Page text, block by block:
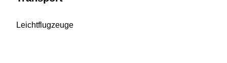
Leichtflugzeuge